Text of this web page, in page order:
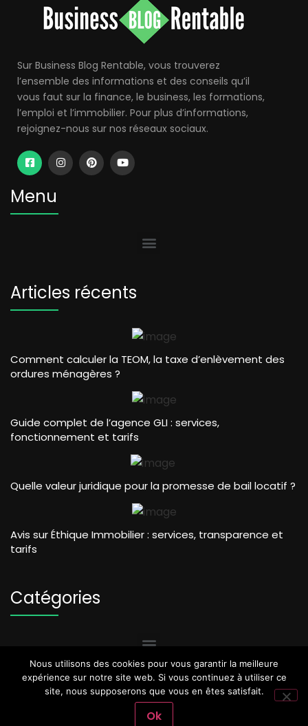
Sur Business Blog Rentable, vous trouverez
l’ensemble des informations et des conseils qu’il
vous faut sur la finance, le business, les formations,
l’emploi et l’immobilier. Pour plus d’informations,
rejoignez-nous sur nos réseaux sociaux.
Menu
Articles récents
Comment calculer la TEOM, la taxe d’enlèvement des
ordures ménagères ?
Guide complet de l’agence GLI : services,
fonctionnement et tarifs
Quelle valeur juridique pour la promesse de bail locatif ?
Avis sur Éthique Immobilier : services, transparence et
tarifs
Catégories
Copyright @2024 - Business Blog Rentable - Tous
Nous utilisons des cookies pour vous garantir la meilleure
expérience sur notre site web. Si vous continuez à utiliser ce
site, nous supposerons que vous en êtes satisfait.
Ok